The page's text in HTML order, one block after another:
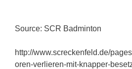
Source: SCR Badminton
http://www.screckenfeld.de/
oren-verlieren-mit-knapper-